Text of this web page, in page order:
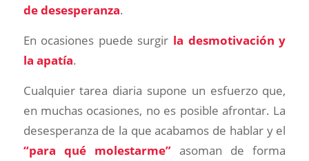
de desesperanza.
En ocasiones puede surgir la desmotivación y
la apatía.
Cualquier tarea diaria supone un esfuerzo que,
en muchas ocasiones, no es posible afrontar. La
desesperanza de la que acabamos de hablar y el
“para qué molestarme”asoman de forma